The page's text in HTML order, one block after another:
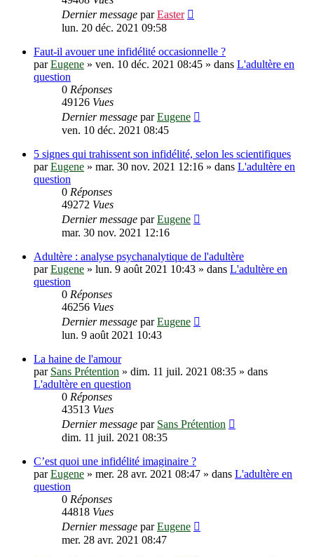
Dernier message parEaster
lun. 20 déc. 2021 09:58
Faut-il avouer une infidélité occasionnelle ?
parEugene » ven. 10 déc. 2021 08:45 » dans L'adultère en
question
0 Réponses
49126 Vues
Dernier message parEugene
ven. 10 déc. 2021 08:45
5 signes qui trahissent son infidélité, selon les scientifiques
parEugene » mar. 30 nov. 2021 12:16 » dans L'adultère en
question
0 Réponses
49272 Vues
Dernier message parEugene
mar. 30 nov. 2021 12:16
Adultère : analyse psychanalytique de l'adultère
parEugene » lun. 9 août 2021 10:43 » dans L'adultère en
question
0 Réponses
46256 Vues
Dernier message parEugene
lun. 9 août 2021 10:43
La haine de l'amour
par Sans Prétention » dim. 11 juil. 2021 08:35 » dans
L'adultère en question
0 Réponses
43513 Vues
Dernier message par Sans Prétention
dim. 11 juil. 2021 08:35
C’est quoi une infidélité imaginaire ?
parEugene » mer. 28 avr. 2021 08:47 » dans L'adultère en
question
0 Réponses
44818 Vues
Dernier message parEugene
mer. 28 avr. 2021 08:47